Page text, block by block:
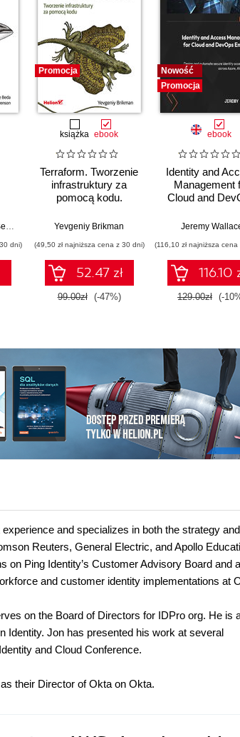
Kelsey Hightower, Lachlan Evenson
dni)
Promocja
książka ebook
Terraform. Tworzenie
infrastruktury za
pomocą kodu.
Yevgeniy Brikman
(49,50 zł najniższa cena z 30 dni)
52.47 zł
99.00zł (-47%)
Nowość
Promocja
ebook
Identity and
Management
Cloud and
and automate
strategies
Azure, AWS,
GCP
Jeremy
(116,10 zł najniższa
116.10
129.00zł (-
and specializes in both the strategy and
Reuters, General Electric, and Apollo
on Ping Identity’s Customer Advisory Board and
and customer identity implementations at
on the Board of Directors for IDPro org. He is
Identity. Jon has presented his work at several
and Cloud Conference.
their Director of Okta on Okta.